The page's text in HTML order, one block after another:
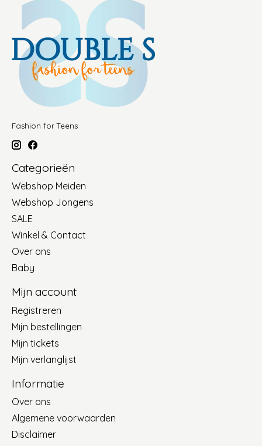
Fashion for Teens
Categorieën
Webshop Meiden
Webshop Jongens
SALE
Winkel & Contact
Over ons
Baby
Mijn account
Registreren
Mijn bestellingen
Mijn tickets
Mijn verlanglijst
Informatie
Over ons
Algemene voorwaarden
Disclaimer